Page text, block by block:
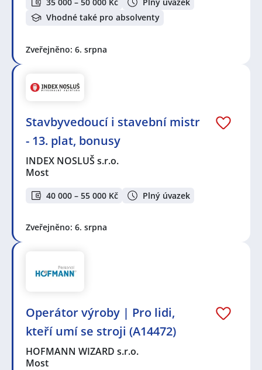
Vhodné také pro absolventy
Zveřejněno: 6. srpna
Stavbyvedoucí i stavební mistr
- 13. plat, bonusy
INDEX NOSLUŠ s.r.o.
Most
40 000 – 55 000 Kč Plný úvazek
Zveřejněno: 6. srpna
Operátor výroby | Pro lidi,
kteří umí se stroji (A14472)
HOFMANN WIZARD s.r.o.
Most